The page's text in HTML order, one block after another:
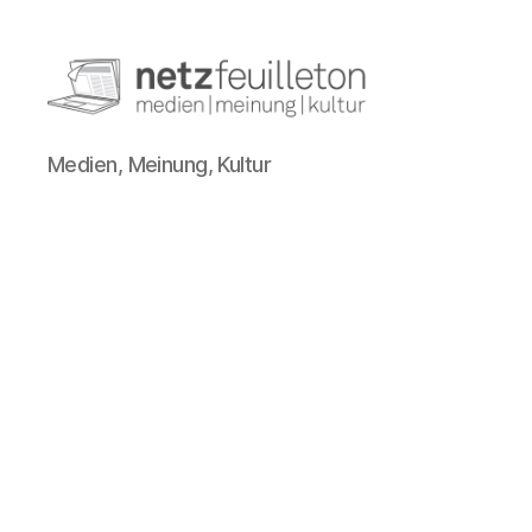
netzfeuilleton.de
Medien, Meinung, Kultur